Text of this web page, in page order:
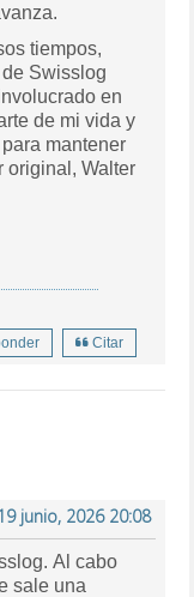
tiempos,
Swisslog
en
de mi vida y
mantener
original, Walter
Citar
junio, 2026 20:08
Al cabo
sale una